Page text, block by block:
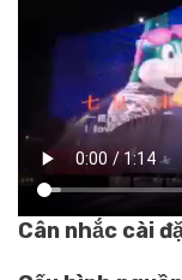
Cân nhắc cài